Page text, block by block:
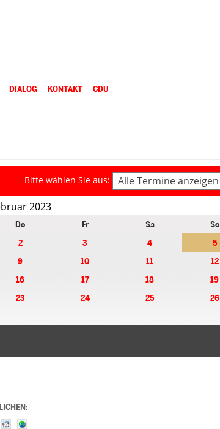
DIALOG KONTAKT CDU
Bitte wählen Sie aus:
Alle Termine anzeigen
2023
Do Fr Sa
So
2 3 4
5
9 10 11
12
16 17 18
19
23 24 25
26